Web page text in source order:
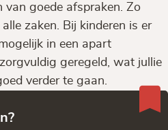
van goede afspraken. Zo
zaken. Bij kinderen is er
in een apart
geregeld, wat jullie
verder te gaan.